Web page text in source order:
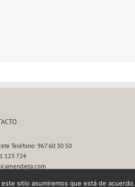
Teléfono: 967 60 30 50
123 724
sitio asumiremos que está de acuerdo.